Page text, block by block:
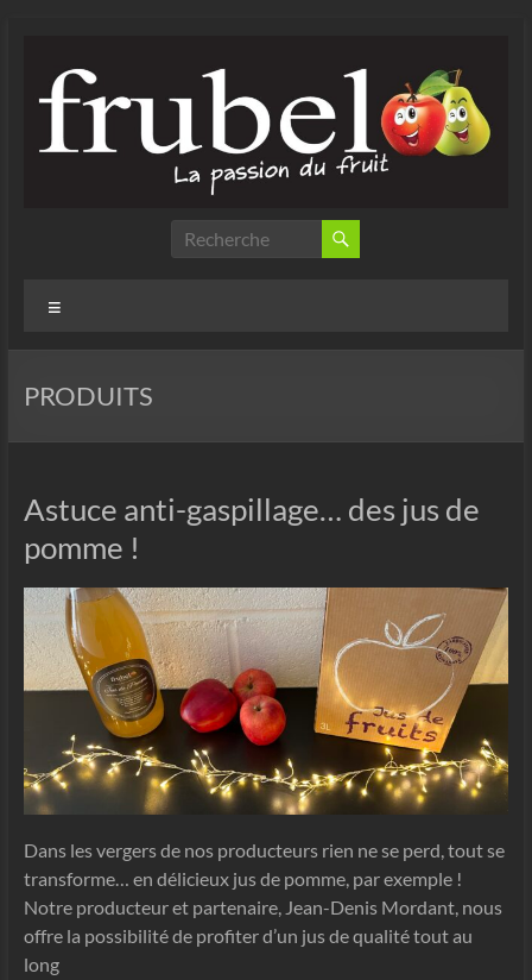
contenu
frubel.be
PRODUITS
Astuce anti-gaspillage… des jus de
pomme !
Dans les vergers de nos producteurs rien ne se perd, tout se
transforme… en délicieux jus de pomme, par exemple !
Notre producteur et partenaire, Jean-Denis Mordant, nous
offre la possibilité de profiter d’un jus de qualité tout au
long